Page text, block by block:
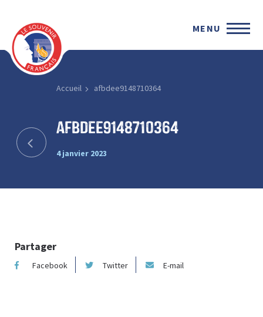
MENU
Accueil afbdee9148710364
afbdee9148710364
4 janvier 2023
Partager
Facebook Twitter E-mail